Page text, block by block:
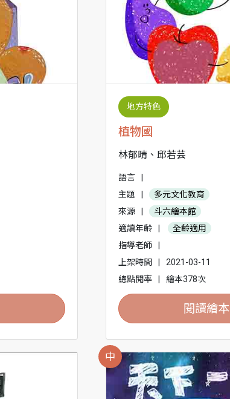
地方特色
植物國
林郁晴、邱若芸
語言
主題
多元文化教育
來源
斗六繪本館
適讀年齡
全齡適用
指導老師
上架時間
2021-03-11
總點閱率
繪本378次
閱讀繪本
中